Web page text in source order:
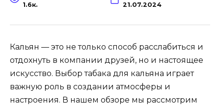
1.6к. 21.07.2024
Кальян — это не только способ расслабиться и
отдохнуть в компании друзей, но и настоящее
искусство. Выбор табака для кальяна играет
важную роль в создании атмосферы и
настроения. В нашем обзоре мы рассмотрим